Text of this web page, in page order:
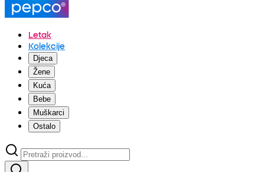
Letak
Kolekcije
Djeca
Žene
Kuća
Bebe
Muškarci
Ostalo